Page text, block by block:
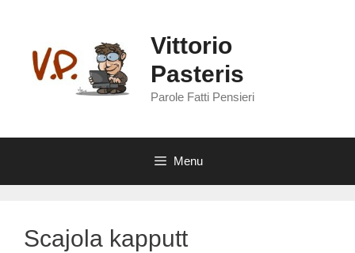
contenuto
Vittorio
Pasteris
Parole Fatti Pensieri
Menu
Scajola kapputt